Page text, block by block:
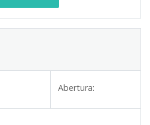
Abertura: